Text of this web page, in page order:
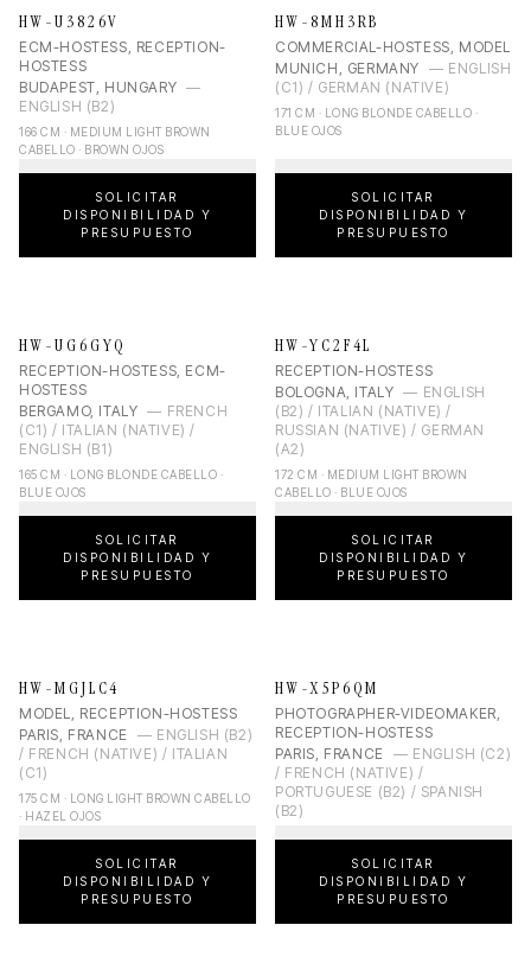
HW-U3826V
ECM-HOSTESS, RECEPTION-
HOSTESS
BUDAPEST, HUNGARY —
ENGLISH (B2)
166 CM · MEDIUM LIGHT BROWN
CABELLO · BROWN OJOS
SOLICITAR
DISPONIBILIDAD Y
PRESUPUESTO
HW-8MH3RB
COMMERCIAL-HOSTESS, MODEL
MUNICH, GERMANY — ENGLISH
(C1) / GERMAN (NATIVE)
171 CM · LONG BLONDE CABELLO ·
BLUE OJOS
SOLICITAR
DISPONIBILIDAD Y
PRESUPUESTO
HW-UG6GYQ
RECEPTION-HOSTESS, ECM-
HOSTESS
BERGAMO, ITALY — FRENCH
(C1) / ITALIAN (NATIVE) /
ENGLISH (B1)
165 CM · LONG BLONDE CABELLO ·
BLUE OJOS
SOLICITAR
DISPONIBILIDAD Y
PRESUPUESTO
HW-YC2F4L
RECEPTION-HOSTESS
BOLOGNA, ITALY — ENGLISH
(B2) / ITALIAN (NATIVE) /
RUSSIAN (NATIVE) / GERMAN
(A2)
172 CM · MEDIUM LIGHT BROWN
CABELLO · BLUE OJOS
SOLICITAR
DISPONIBILIDAD Y
PRESUPUESTO
HW-MGJLC4
MODEL, RECEPTION-HOSTESS
PARIS, FRANCE — ENGLISH (B2)
/ FRENCH (NATIVE) / ITALIAN
(C1)
175 CM · LONG LIGHT BROWN CABELLO
· HAZEL OJOS
SOLICITAR
DISPONIBILIDAD Y
PRESUPUESTO
HW-X5P6QM
PHOTOGRAPHER-VIDEOMAKER,
RECEPTION-HOSTESS
PARIS, FRANCE — ENGLISH (C2)
/ FRENCH (NATIVE) /
PORTUGUESE (B2) / SPANISH
(B2)
SOLICITAR
DISPONIBILIDAD Y
PRESUPUESTO